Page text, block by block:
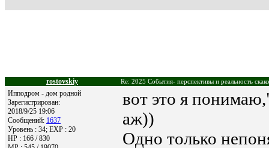
rostovskiy Re: 2025 События- перспективы и реальность
Ипподром - дом родной
Зарегистрирован:
2018/9/25 19:06
Сообщений: 1637
Уровень : 34; EXP : 20
HP : 166 / 830
вот это я
аж))
Одно только